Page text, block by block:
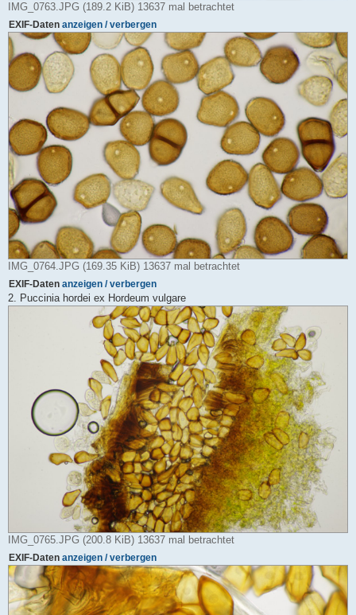
IMG_0763.JPG (189.2 KiB) 13637 mal betrachtet
EXIF-Daten anzeigen / verbergen
IMG_0764.JPG (169.35 KiB) 13637 mal betrachtet
EXIF-Daten anzeigen / verbergen
2. Puccinia hordei ex Hordeum vulgare
IMG_0765.JPG (200.8 KiB) 13637 mal betrachtet
EXIF-Daten anzeigen / verbergen